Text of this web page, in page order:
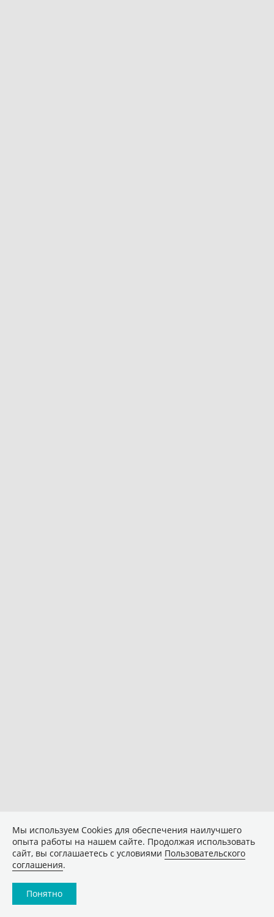
Мы используем Сookies для обеспечения наилучшего
опыта работы на нашем сайте. Продолжая использовать
сайт, вы соглашаетесь с условиями Пользовательского
соглашения.
Понятно